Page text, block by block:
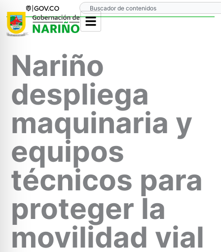
contenido
Search
Nariño
despliega
maquinaria y
equipos
técnicos para
proteger la
movilidad vial